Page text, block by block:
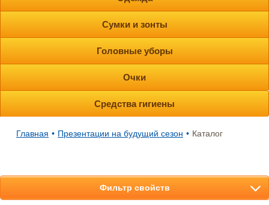
Сумки и зонты
Головные уборы
Очки
Средства гигиены
Главная • Презентации на будущий сезон • Каталог
Фильтр свойств